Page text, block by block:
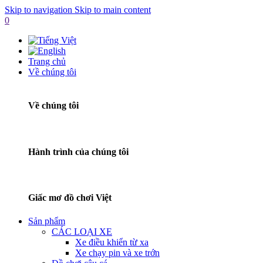
Skip to navigation Skip to main content
0
Trang chủ
Về chúng tôi
Về chúng tôi
Hành trình của chúng tôi
Giấc mơ đồ chơi Việt
Sản phẩm
CÁC LOẠI XE
Xe điều khiển từ xa
Xe chạy pin và xe trớn